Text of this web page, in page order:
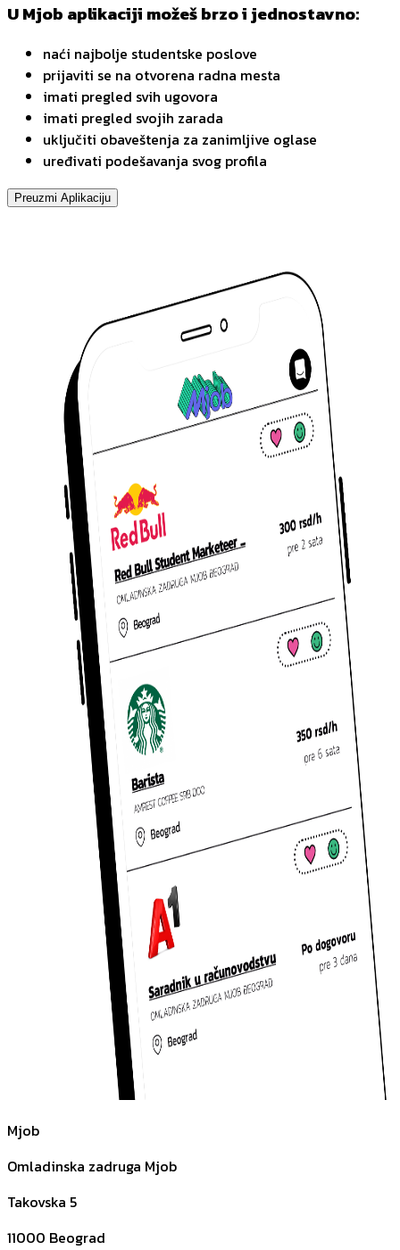
U Mjob aplikaciji možeš brzo i jednostavno:
naći najbolje studentske poslove
prijaviti se na otvorena radna mesta
imati pregled svih ugovora
imati pregled svojih zarada
uključiti obaveštenja za zanimljive oglase
uređivati podešavanja svog profila
Preuzmi Aplikaciju
Mjob
Omladinska zadruga Mjob
Takovska 5
11000 Beograd